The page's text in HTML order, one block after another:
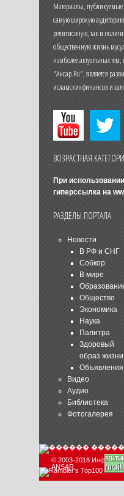
Материалы,
самую широкую
религиозную, так и
общественную жизнь
наиболее актуальных тем,
"Ансар.Ru", является
исламских финансов и
ВОЗРАСТНАЯ
При
гиперссылка на
РАЗДЕЛЫ ПОРТАЛА
Новости
В РФ и СНГ
Собкор
В мире
Общество
Экономика
Наука
Палитра
Здоровый
образ жизни
Объявления
Видео
Аудио
Библиотека
Фотогалерея
© 2003-2018
ANSAR